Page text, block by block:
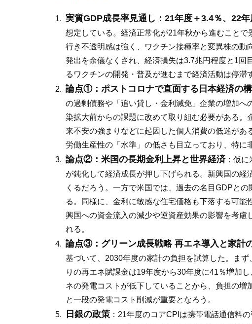
実質GDP成長率見通し：21年度＋3.4％、22年
想定している。経済正常化が21年秋から進むこと
行き不透明感は強く、ワクチン接種率と変異株の
発出を余儀なくされ、経済損失は3.7兆円程度と1
るワクチンの開発・普及が進むまで経済活動は停滞
論点①：ポストコロナで直面する日本経済の
の過剰債務や「追い貸し・金利減免」企業の増加
染拡大前からの課題に改めて取り組む必要がある
来不安の強まりなどに起因した個人消費の低迷が
労働生産性の「水準」の低さも目立っており、特に
論点②：米国の長期金利上昇と世界経済：仮に
が鈍化して経済成長が押し下げられる。新興国の
くるだろう。一方で米国では、過去の名目GDPと
る。同様に、金利に敏感な住宅価格も下落する可
興国への資金流入の減少や逆資産効果の影響を考
れる。
論点③：グリーン成長戦略 再エネ導入と家計
基づいて、2030年度の家計の負担を試算した。ま
りの再エネ賦課金は19年度から30年度に41％増加
ネの発電コストが低下していることから、負担の
と一段の発電コスト削減が重要となろう。
日銀の政策 ：21年度のコアCPIは携帯電話通信料